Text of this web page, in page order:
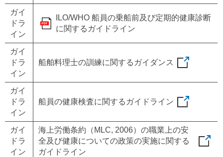
ガイ
ドラ
イン
ILO/WHO 船員の乗船前及び定期的健康診断
に関するガイドライン
ガイ
ドラ
イン
船舶料理士の訓練に関するガイダンス
ガイ
ドラ
イン
船員の健康検査に関するガイドライン
ガイ
ドラ
イン
海上労働条約（MLC, 2006）の職業上の安
全及び健康についての政策の実施に関する
ガイドライン